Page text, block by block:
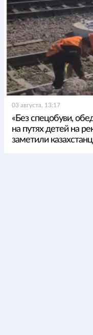
03 августа, 13:17
«Без спецобуви,
на путях детей на
заметили